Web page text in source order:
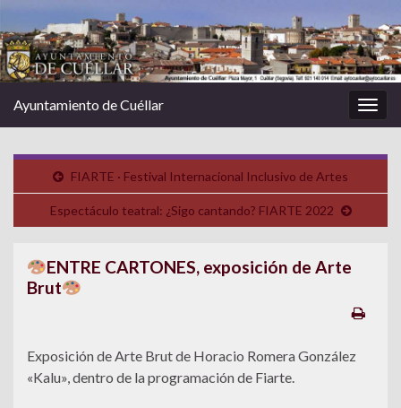
la
Ayuntamiento de Cuéllar
FIARTE · Festival Internacional Inclusivo de Artes
Espectáculo teatral: ¿Sigo cantando? FIARTE 2022
ENTRE CARTONES, exposición de Arte
Brut
Exposición de Arte Brut de Horacio Romera González
«Kalu», dentro de la programación de Fiarte.